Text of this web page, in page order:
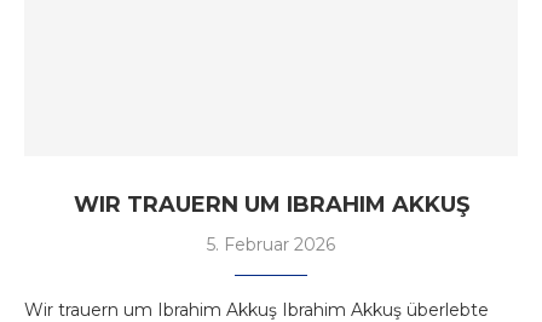
WIR TRAUERN UM IBRAHIM AKKUŞ
5. Februar 2026
Wir trauern um Ibrahim Akkuş Ibrahim Akkuş überlebte